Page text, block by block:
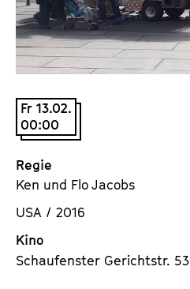
t
u
t
e
.
V
.
Fr 13.02.
00:00
Regie
Ken und Flo Jacobs
USA / 2016
Kino
Schaufenster Gerichtstr. 53